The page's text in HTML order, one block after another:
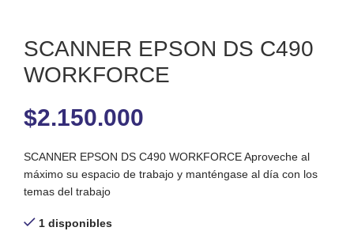
SCANNER EPSON DS C490
WORKFORCE
$2.150.000
SCANNER EPSON DS C490 WORKFORCE Aproveche al
máximo su espacio de trabajo y manténgase al día con los
temas del trabajo
1 disponibles